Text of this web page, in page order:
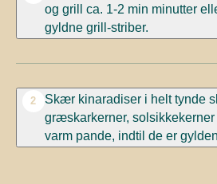
og grill ca. 1-2 min minutter
gyldne grill-striber.
2
Skær kinaradiser i helt tynde
græskarkerner,
varm pande, indtil de er